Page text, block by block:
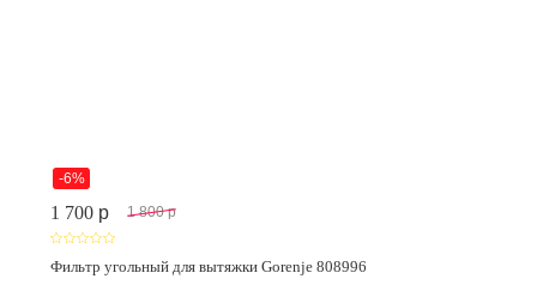
-6%
1 700 p 1 800 p
Фильтр угольный для вытяжки Gorenje 808996